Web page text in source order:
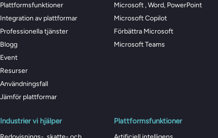
Plattformsfunktioner
Integration av plattformar
Professionella tjänster
Blogg
Event
Resurser
Användningsfall
Jämför plattformar
Microsoft , Word, PowerPoint
Microsoft Copilot
Förbättra Microsoft
Microsoft Teams
Industrier vi hjälper Plattformsfunktioner